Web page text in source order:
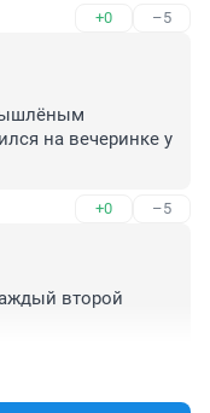
+0 –5
на вечеринке у
+0 –5
второй